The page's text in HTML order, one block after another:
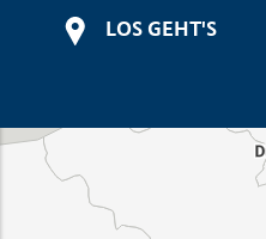
LOS GEHT'S